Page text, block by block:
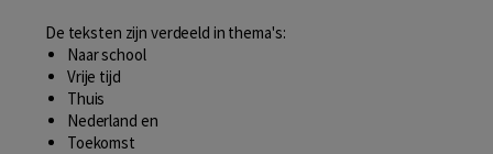
De teksten zijn verdeeld in thema's:
Naar school
Vrije tijd
Thuis
Nederland en
Toekomst